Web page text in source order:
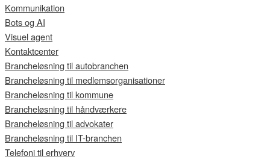
Kommunikation
Bots og AI
Visuel agent
Kontaktcenter
Brancheløsning til autobranchen
Brancheløsning til medlemsorganisationer
Brancheløsning til kommune
Brancheløsning til håndværkere
Brancheløsning til advokater
Brancheløsning til IT-branchen
Telefoni til erhverv